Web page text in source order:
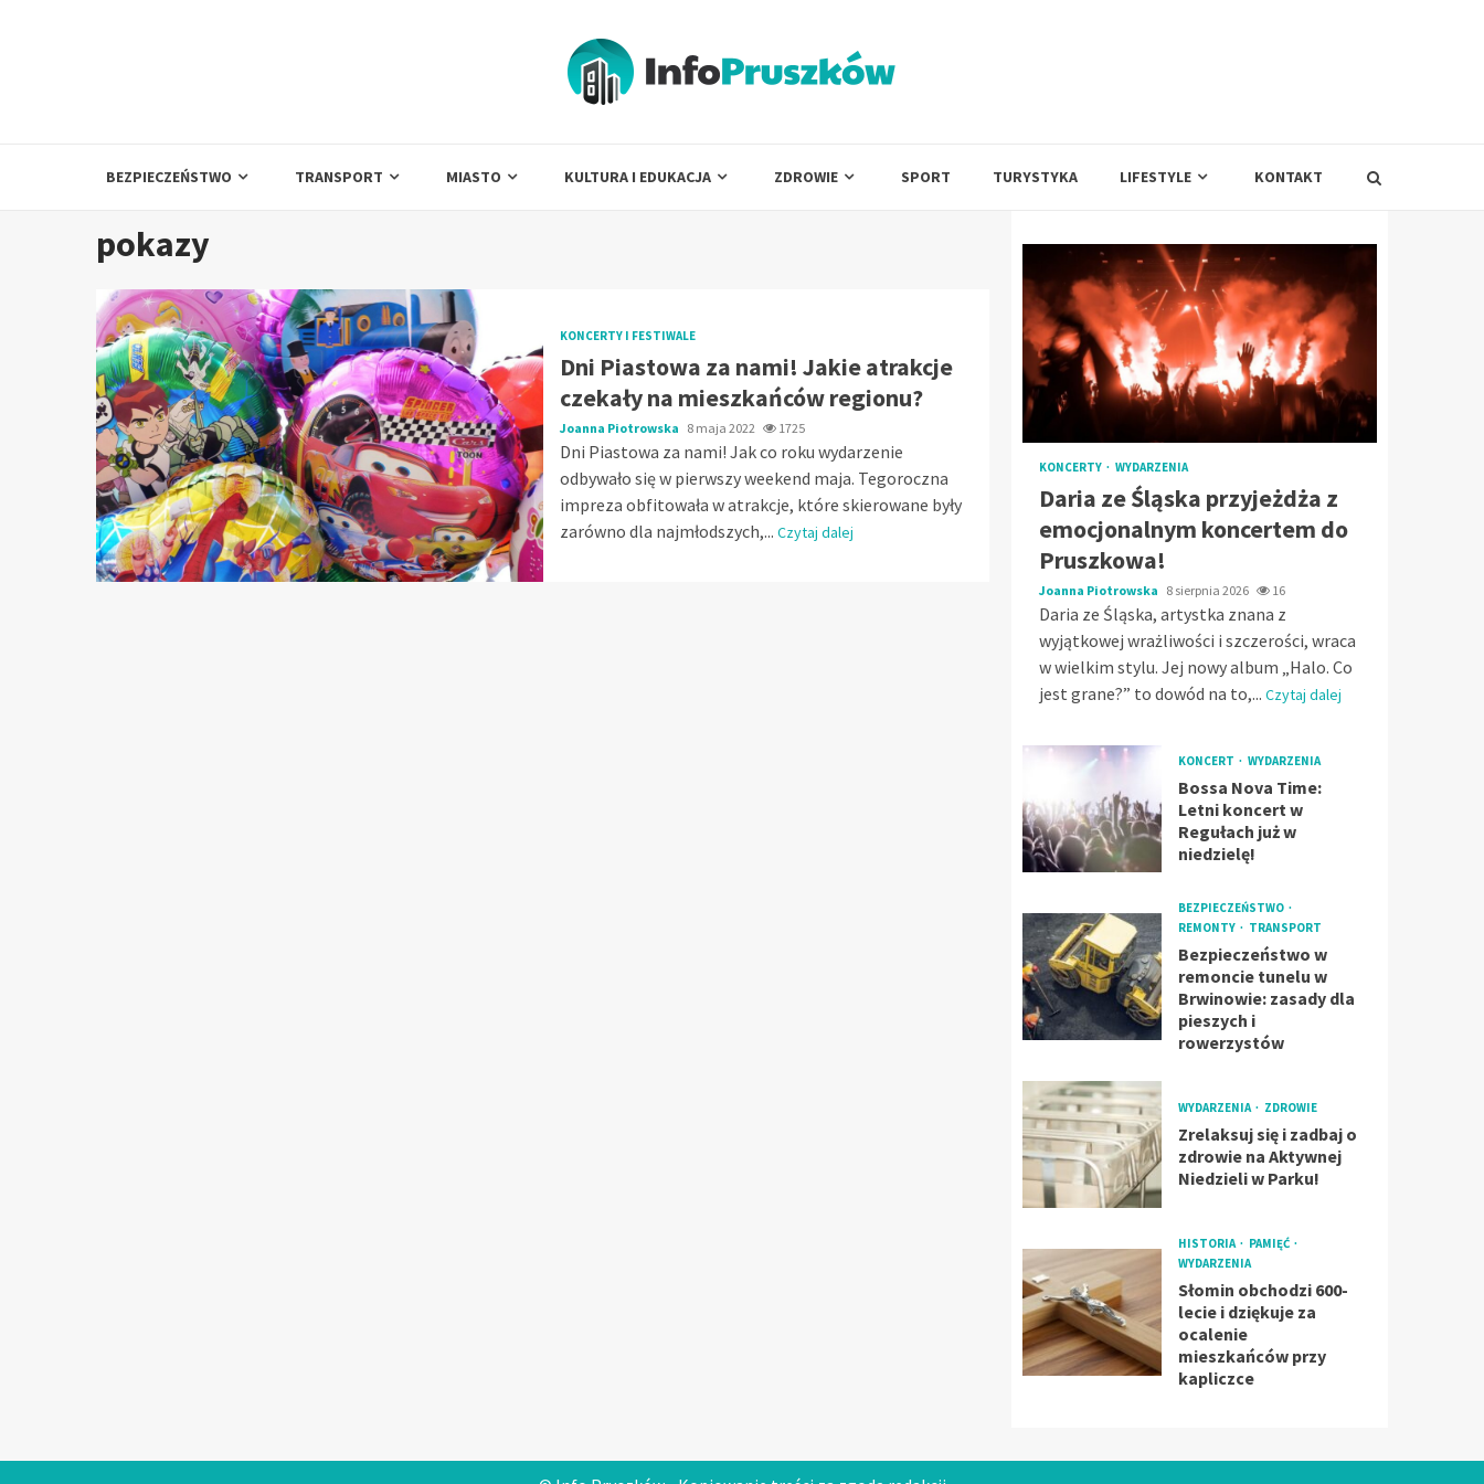
BEZPIECZEŃSTWO TRANSPORT MIASTO KULTURA I EDUKACJA ZDROWIE SPORT TURYSTYKA LIFESTYLE KONTAKT
pokazy
KONCERTY I FESTIWALE
Dni Piastowa za nami! Jakie atrakcje
czekały na mieszkańców regionu?
Joanna Piotrowska 8 maja 2022 1725
Dni Piastowa za nami! Jak co roku wydarzenie
odbywało się w pierwszy weekend maja. Tegoroczna
impreza obfitowała w atrakcje, które skierowane były
zarówno dla najmłodszych,... Czytaj dalej
KONCERTY WYDARZENIA
Daria ze Śląska przyjeżdża z
emocjonalnym koncertem do
Pruszkowa!
Joanna Piotrowska 8 sierpnia 2026 16
Daria ze Śląska, artystka znana z
wyjątkowej wrażliwości i szczerości, wraca
w wielkim stylu. Jej nowy album „Halo. Co
jest grane?” to dowód na to,... Czytaj dalej
KONCERT WYDARZENIA
Bossa Nova Time:
Letni koncert w
Regułach już w
niedzielę!
BEZPIECZEŃSTWO
REMONTY
TRANSPORT
Bezpieczeństwo w
remoncie tunelu w
Brwinowie: zasady dla
pieszych i
rowerzystów
WYDARZENIA ZDROWIE
Zrelaksuj się i zadbaj o
zdrowie na Aktywnej
Niedzieli w Parku!
HISTORIA
PAMIĘĆ
WYDARZENIA
Słomin obchodzi 600-
lecie i dziękuje za
ocalenie
mieszkańców przy
kapliczce